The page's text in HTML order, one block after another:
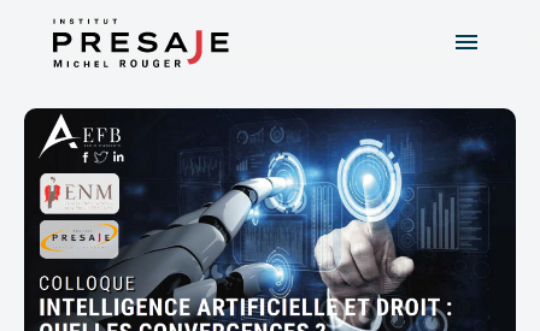
menu
search close
Recherche avancée